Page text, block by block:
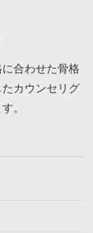
合わせた骨格
カウンセリグ
。